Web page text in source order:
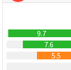
9.7
7.6
5.5